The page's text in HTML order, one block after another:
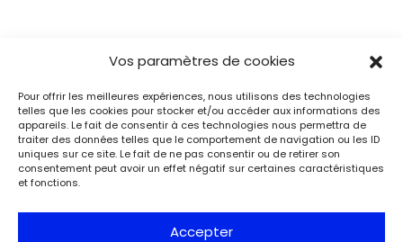
Vos paramètres de cookies
Pour offrir les meilleures expériences, nous utilisons des technologies
telles que les cookies pour stocker et/ou accéder aux informations des
appareils. Le fait de consentir à ces technologies nous permettra de
traiter des données telles que le comportement de navigation ou les ID
uniques sur ce site. Le fait de ne pas consentir ou de retirer son
consentement peut avoir un effet négatif sur certaines caractéristiques
et fonctions.
Accepter
Événements Du 25.08.2026 au 21.09.2026
Charles de Gaulle raconte la Libération
de Paris. Lettre à son épouse
Paris
Musée de la Libération de Paris – musée du général
Leclerc – musée Jean Moulin
À l’occasion de l’anniversaire de la Libération de Paris, le
musée de la Libération de Paris – musée du général
1944 de Charles de Gaulle à son épouse Yvonne, lui narrant
les événements de la Libération de Paris.